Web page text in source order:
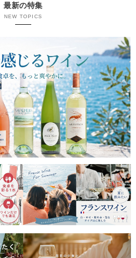
最新の特集
NEW TOPICS